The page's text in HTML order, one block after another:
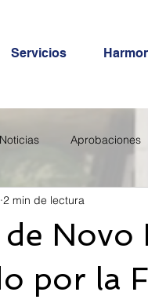
Servicios
Noticias Aprobaciones
por la
2 min de lectura